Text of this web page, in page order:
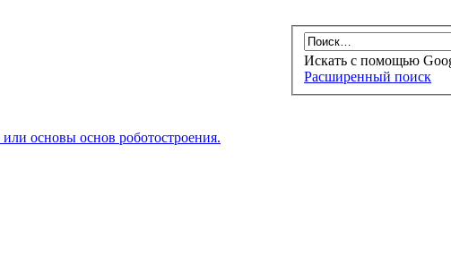
Искать с помощью
Расширенный поиск
основы основ роботостроения.